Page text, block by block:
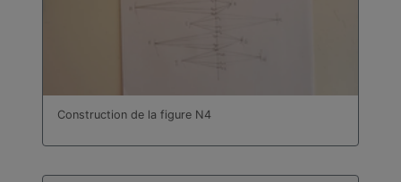
Construction de la figure N4